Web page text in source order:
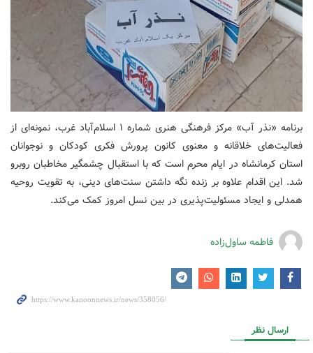
برنامه «نذر آب» مرکز فرهنگی هنری شماره ۱ اسلام‌آباد غرب، نمونه‌ای از
فعالیت‌های خلاقانه و معنوی کانون پرورش فکری کودکان و نوجوانان
استان کرمانشاه در ایام محرم است که با استقبال چشمگیر مخاطبان روبرو
شد. این اقدام علاوه بر زنده نگه داشتن سنت‌های دینی، به تقویت روحیه
همدلی و ایجاد مسئولیت‌پذیری در بین نسل امروز کمک می‌کند.
فاطمه ساول‌زاده
ارسال نظر